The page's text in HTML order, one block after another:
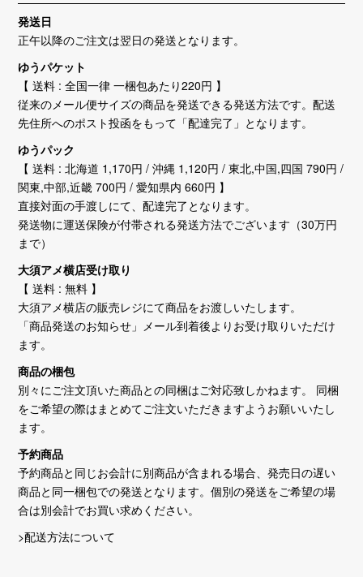
発送日
正午以降のご注文は翌日の発送となります。
ゆうパケット
【 送料 : 全国一律 一梱包あたり220円 】
従来のメール便サイズの商品を発送できる発送方法です。配送
先住所へのポスト投函をもって「配達完了」となります。
ゆうパック
【 送料 : 北海道 1,170円 / 沖縄 1,120円 / 東北,中国,四国 790円 /
関東,中部,近畿 700円 / 愛知県内 660円 】
直接対面の手渡しにて、配達完了となります。
発送物に運送保険が付帯される発送方法でございます（30万円
まで）
大須アメ横店受け取り
【 送料 : 無料 】
大須アメ横店の販売レジにて商品をお渡しいたします。
「商品発送のお知らせ」メール到着後よりお受け取りいただけ
ます。
商品の梱包
別々にご注文頂いた商品との同梱はご対応致しかねます。 同梱
をご希望の際はまとめてご注文いただきますようお願いいたし
ます。
予約商品
予約商品と同じお会計に別商品が含まれる場合、発売日の遅い
商品と同一梱包での発送となります。個別の発送をご希望の場
合は別会計でお買い求めください。
>配送方法について